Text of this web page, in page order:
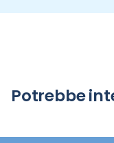
Potrebbe